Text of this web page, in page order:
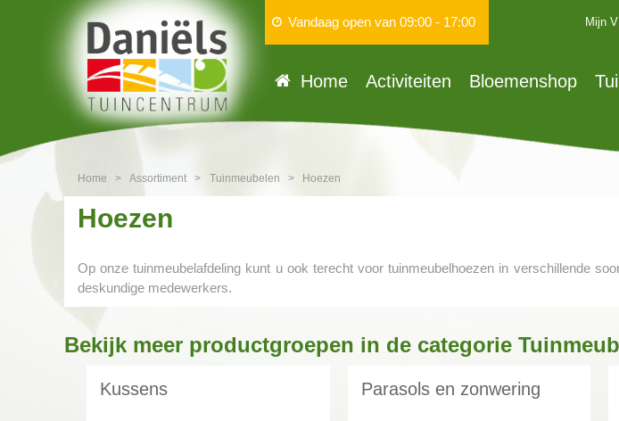
Home > Assortiment > Tuinmeubelen > Hoezen
Vandaag open van 09:00 - 17:00 Mijn
Home Activiteiten Bloemenshop
Hoezen
Op onze tuinmeubelafdeling kunt u ook terecht voor tuinmeubelhoezen in verschillende
deskundige medewerkers.
Bekijk meer productgroepen in de categorie
Kussens Parasols en zonwering